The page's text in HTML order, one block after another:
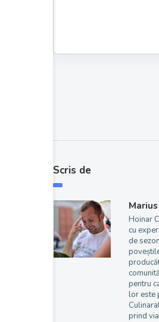
Scris de
Marius
Hoinar
cu
de
pentru
lor este
prind